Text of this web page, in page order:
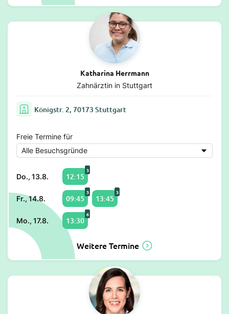
Katharina Herrmann
Zahnärztin in Stuttgart
Königstr. 2, 70173 Stuttgart
Freie Termine für
Do., 13.8. 12:15
3
Fr., 14.8. 09:45
3
13:45
3
Mo., 17.8. 13:30
6
Weitere Termine